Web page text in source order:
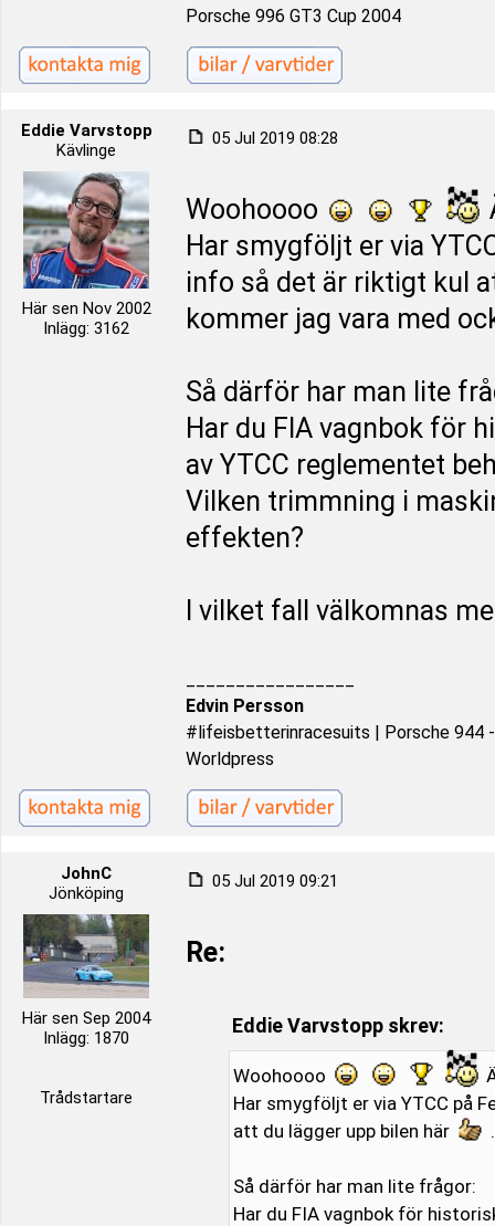
Porsche 996 GT3 Cup 2004
Eddie Varvstopp
Kävlinge
Här sen Nov 2002
Inlägg: 3162
05 Jul 2019 08:28
Woohoooo
Har smygföljt er via
info så det är riktigt kul
kommer jag vara med
Så därför har man lite
Har du FIA vagnbok för
av YTCC reglementet
Vilken trimmning i
effekten?
I vilket fall välkomnas
Edvin Persson
#lifeisbetterinracesuits | Porsche 944
Worldpress
JohnC
Jönköping
Här sen Sep 2004
Inlägg: 1870
Trådstartare
05 Jul 2019 09:21
Re:
Eddie Varvstopp skrev:
Woohoooo
Har smygföljt er via YTCC på
att du lägger upp bilen här
Så därför har man lite frågor:
Har du FIA vagnbok för